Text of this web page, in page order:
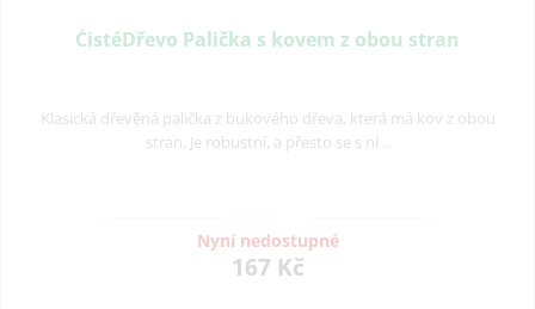
ČistéDřevo Palička s kovem z obou stran
Klasická dřevěná palička z bukového dřeva, která má kov z obou
stran. Je robustní, a přesto se s ní ..
Nyní nedostupné
167 Kč